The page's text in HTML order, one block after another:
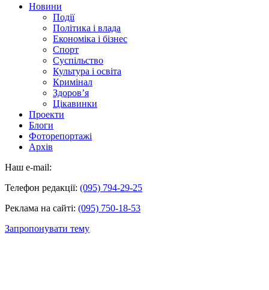
Новини
Події
Політика і влада
Економіка і бізнес
Спорт
Суспільство
Культура і освіта
Кримінал
Здоров’я
Цікавинки
Проекти
Блоги
Фоторепортажі
Архів
Наш e-mail:
Телефон редакції: (095) 794-29-25
Реклама на сайті: (095) 750-18-53
Запропонувати тему